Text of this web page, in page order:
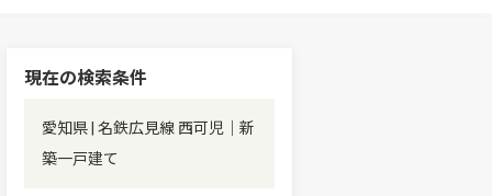
現在の検索条件
愛知県 | 名鉄広見線 西可児｜新
築一戸建て